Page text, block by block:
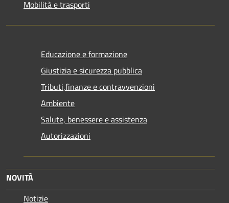
Mobilità e trasporti
Educazione e formazione
Giustizia e sicurezza pubblica
Tributi,finanze e contravvenzioni
Ambiente
Salute, benessere e assistenza
Autorizzazioni
NOVITÀ
Notizie